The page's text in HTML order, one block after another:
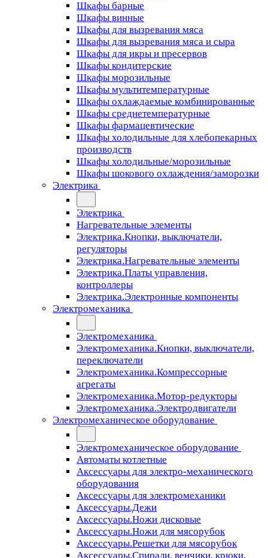
Шкафы барные
Шкафы винные
Шкафы для вызревания мяса
Шкафы для вызревания мяса и сыра
Шкафы для икры и пресервов
Шкафы кондитерские
Шкафы морозильные
Шкафы мультитемпературные
Шкафы охлаждаемые комбинированные
Шкафы среднетемпературные
Шкафы фармацевтические
Шкафы холодильные для хлебопекарных
производств
Шкафы холодильные/морозильные
Шкафы шокового охлаждения/заморозки
Электрика
Электрика
Нагревательные элементы
Электрика.Кнопки, выключатели,
регуляторы
Электрика.Нагревательные элементы
Электрика.Платы управления,
контроллеры
Электрика.Электронные компоненты
Электромеханика
Электромеханика
Электромеханика.Кнопки, выключатели,
переключатели
Электромеханика.Компрессорные
агрегаты
Электромеханика.Мотор-редукторы
Электромеханика.Электродвигатели
Электромеханическое оборудование
Электромеханическое оборудование
Автоматы котлетные
Аксессуары для электро-механического
оборудования
Аксессуары для электромеханики
Аксессуары.Дежи
Аксессуары.Ножи дисковые
Аксессуары.Ножи для мясорубок
Аксессуары.Решетки для мясорубок
Аксессуары.Спирали, венчики, крюки,